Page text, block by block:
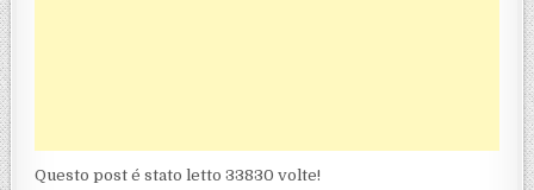
Questo post é stato letto 33830 volte!